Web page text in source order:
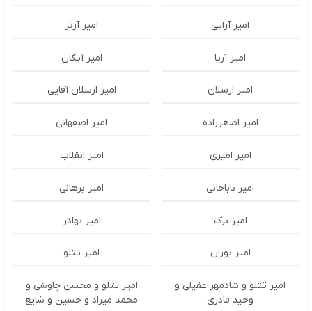
امیر آرایی امیر آرتر
امیر آریا امیر آیکان
امیر ارسلان امیر ارسلان آقایی
امیر اصغرزاده امیر اصفهانی
امیر امیری امیر انقلاب
امیر باباجانی امیر برهانی
امیر برک امیر بهادر
امیر بوران امیر تتلو
امیر تتلو و شادمهر عقیلی و
وحید قادری
امیر تتلو و محسن چاوشی و
محمد میراد و حسین و شایع